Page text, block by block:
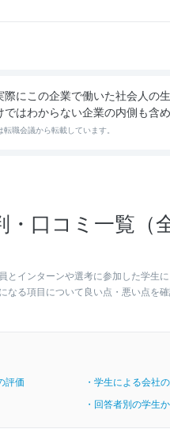
際にこの企業で働いた社会人の生
ではわからない企業の内側も含
職会議から転載しています。
・口コミ一覧（
とインターンや選考に参加した学生
なる項目について良い点・悪い点を
評価 ・学生による会社
・回答者別の学生